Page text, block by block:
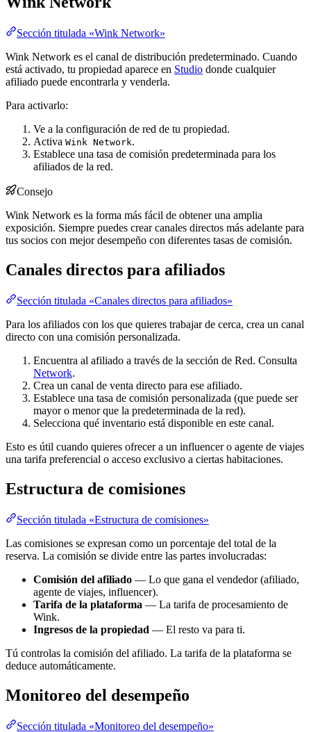
Sección titulada «Wink Network»
Wink Network es el canal de distribución predeterminado. Cuando
está activado, tu propiedad aparece en Studio donde cualquier
afiliado puede encontrarla y venderla.
Para activarlo:
Ve a la configuración de red de tu propiedad.
Activa Wink Network.
Establece una tasa de comisión predeterminada para los
afiliados de la red.
Consejo
Wink Network es la forma más fácil de obtener una amplia
exposición. Siempre puedes crear canales directos más adelante para
tus socios con mejor desempeño con diferentes tasas de comisión.
Canales directos para afiliados
Sección titulada «Canales directos para afiliados»
Para los afiliados con los que quieres trabajar de cerca, crea un canal
directo con una comisión personalizada.
Encuentra al afiliado a través de la sección de Red. Consulta
Network.
Crea un canal de venta directo para ese afiliado.
Establece una tasa de comisión personalizada (que puede ser
mayor o menor que la predeterminada de la red).
Selecciona qué inventario está disponible en este canal.
Esto es útil cuando quieres ofrecer a un influencer o agente de viajes
una tarifa preferencial o acceso exclusivo a ciertas habitaciones.
Estructura de comisiones
Sección titulada «Estructura de comisiones»
Las comisiones se expresan como un porcentaje del total de la
reserva. La comisión se divide entre las partes involucradas:
Comisión del afiliado — Lo que gana el vendedor (afiliado,
agente de viajes, influencer).
Tarifa de la plataforma — La tarifa de procesamiento de
Wink.
Ingresos de la propiedad — El resto va para ti.
Tú controlas la comisión del afiliado. La tarifa de la plataforma se
deduce automáticamente.
Monitoreo del desempeño
Sección titulada «Monitoreo del desempeño»